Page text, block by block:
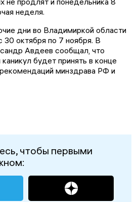
неделя.
дни во Владимиркой области
октября по 7 ноября. В
Авдеев сообщал, что
будет принять в конце
минздрава РФ и
чтобы первыми